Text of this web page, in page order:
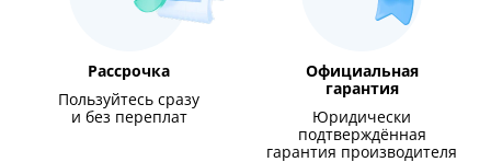
Рассрочка
Пользуйтесь сразу
и без переплат
Официальная
гарантия
Юридически
подтверждённая
гарантия производителя